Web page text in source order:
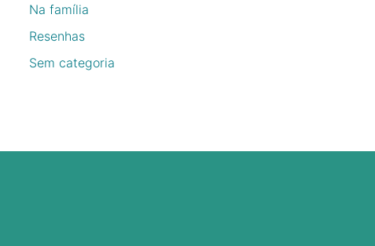
Na família
Resenhas
Sem categoria